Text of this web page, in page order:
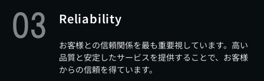
Reliability
お客様との信頼関係を最も重要視しています。高い
品質と安定したサービスを提供することで、お客様
からの信頼を得ています。